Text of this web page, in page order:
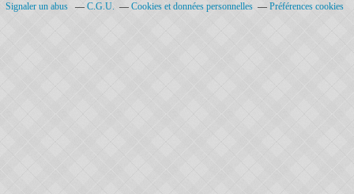
Signaler un abus C.G.U. Cookies et données personnelles Préférences cookies